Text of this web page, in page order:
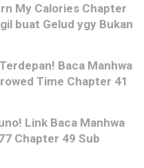
My Calories Chapter
buat Gelud ygy Bukan
Baca Manhwa
Time Chapter 41
Link Baca Manhwa
Chapter 49 Sub